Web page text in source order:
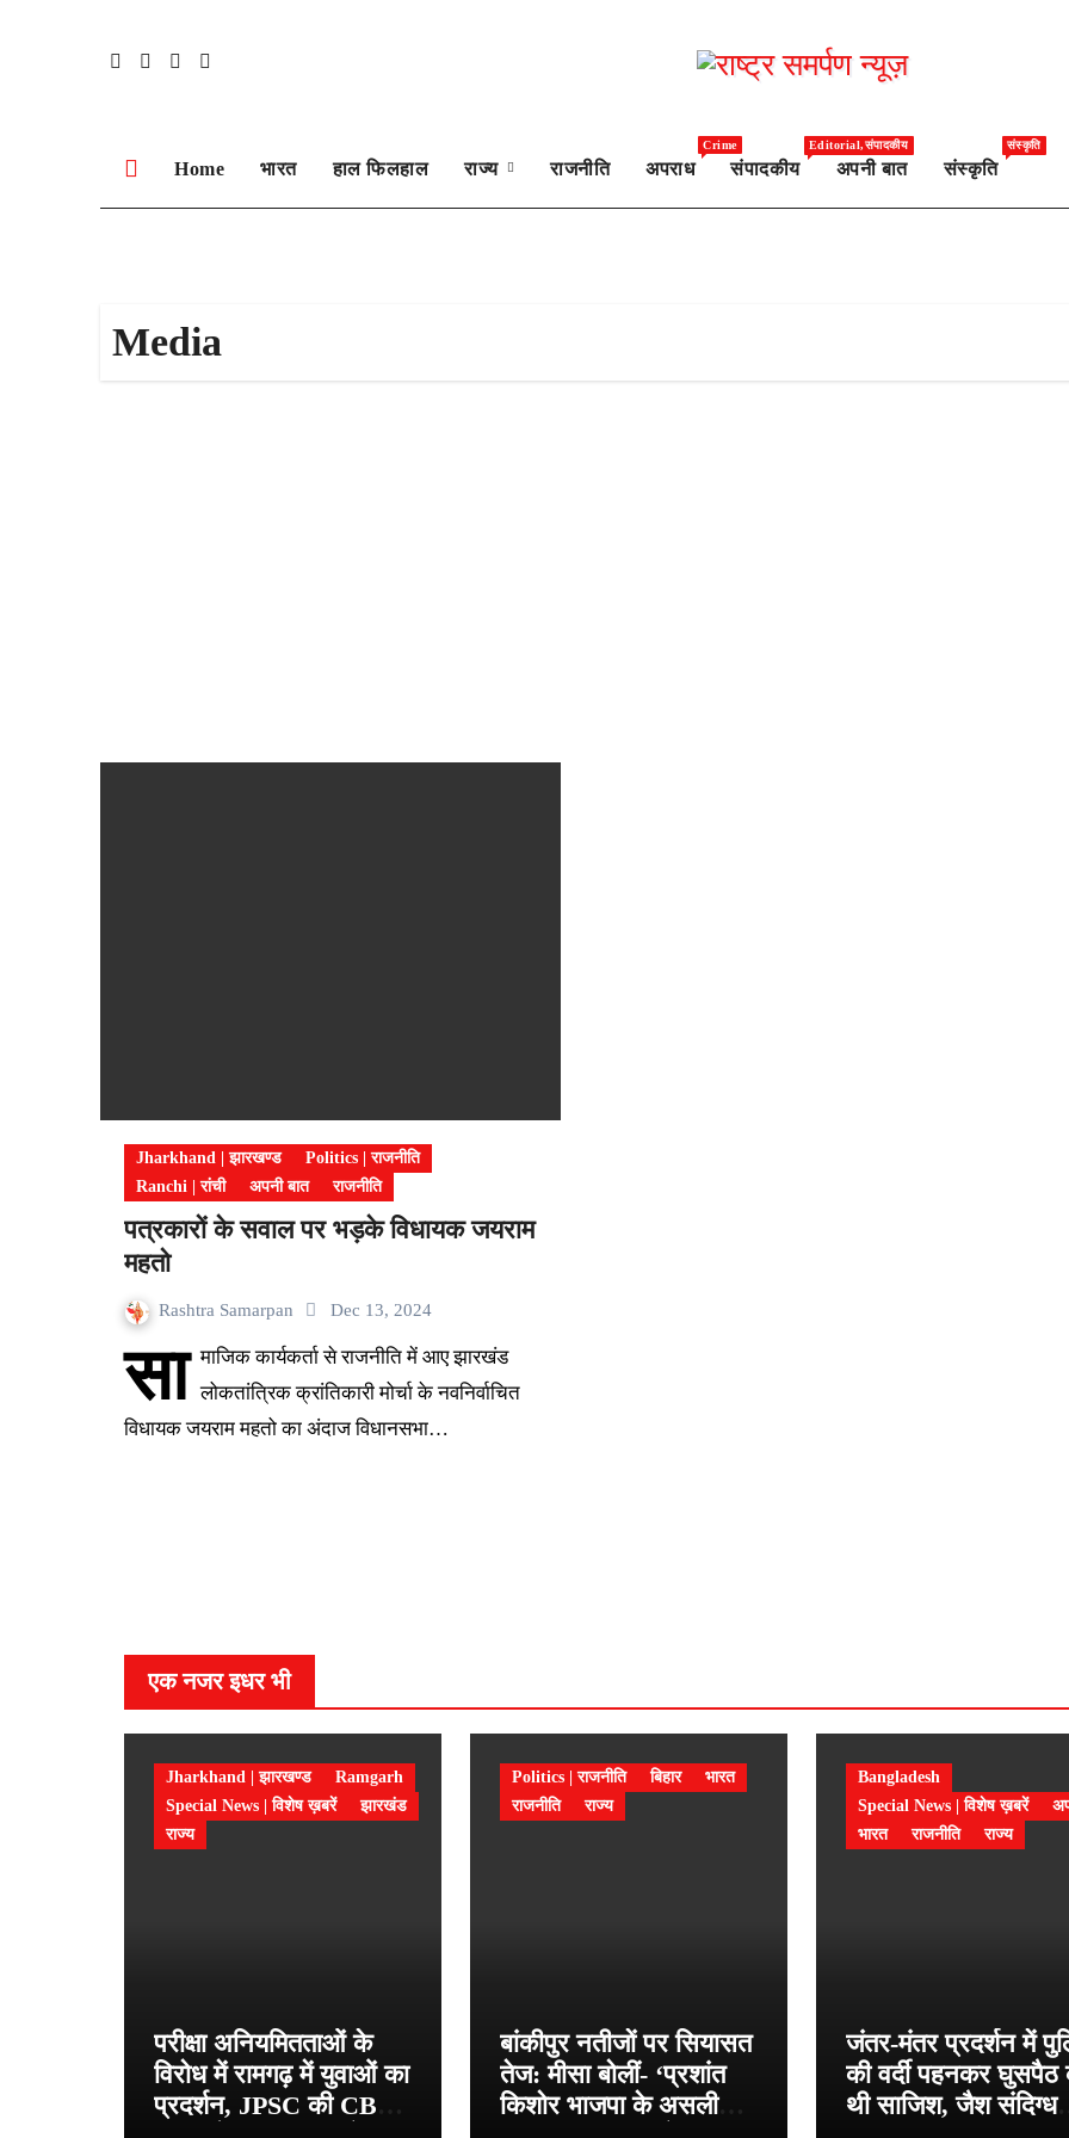
Home भारत हाल फिलहाल राज्य राजनीति अपराध
Crime
संपादकीय
Editorial,संपादकीय
अपनी बात संस्कृति
संस्कृति
Media
Jharkhand | झारखण्ड
Politics | राजनीति
Ranchi | रांची
अपनी बात राजनीति
पत्रकारों के सवाल पर भड़के विधायक जयराम
महतो
Rashtra Samarpan Dec 13, 2024
सा माजिक कार्यकर्ता से राजनीति में आए झारखंड
लोकतांत्रिक क्रांतिकारी मोर्चा के नवनिर्वाचित
विधायक जयराम महतो का अंदाज विधानसभा…
एक नजर इधर भी
Jharkhand | झारखण्ड
Ramgarh
Special News | विशेष ख़बरें
झारखंड
राज्य
परीक्षा अनियमितताओं के
विरोध में रामगढ़ में युवाओं का
प्रदर्शन, JPSC की CBI
Politics | राजनीति बिहार
भारत
राजनीति
राज्य
बांकीपुर नतीजों पर सियासत
तेज: मीसा बोलीं- ‘प्रशांत
किशोर भाजपा के असली
Bangladesh
Special News | विशेष ख़बरें
भारत
राजनीति राज्य
जंतर-मंतर प्रदर्शन में
की वर्दी पहनकर घुसपैठ
थी साजिश, जैश संदिग्ध